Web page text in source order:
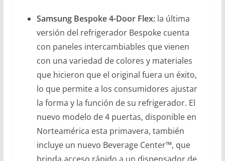
Samsung Bespoke 4-Door Flex: la última
versión del refrigerador Bespoke cuenta
con paneles intercambiables que vienen
con una variedad de colores y materiales
que hicieron que el original fuera un éxito,
lo que permite a los consumidores ajustar
la forma y la función de su refrigerador. El
nuevo modelo de 4 puertas, disponible en
Norteamérica esta primavera, también
incluye un nuevo Beverage Center™, que